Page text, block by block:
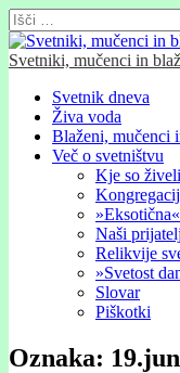
Išči:
Svetniki, mučenci in
Glavni
meni
Skip
content
Svetnik dneva
Živa voda
Blaženi, mučenci
Več o svetništvu
Kje so
Naši
Relikvije
»Svetost
Slovar
Piškotki
Oznaka: